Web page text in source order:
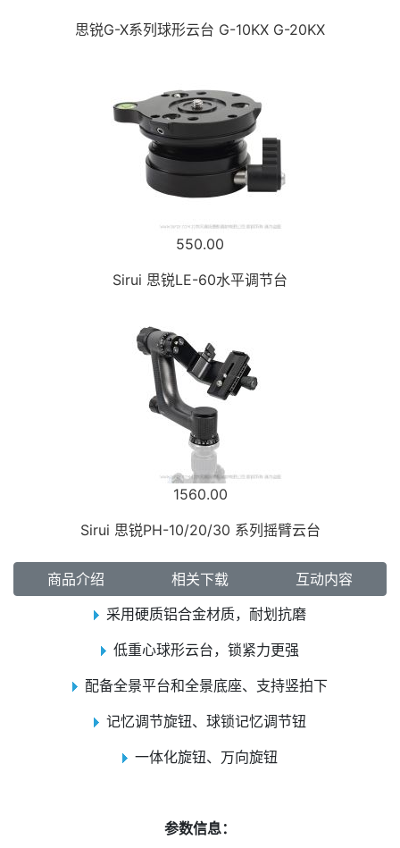
思锐G-X系列球形云台 G-10KX G-20KX
550.00
Sirui 思锐LE-60水平调节台
1560.00
Sirui 思锐PH-10/20/30 系列摇臂云台
商品介绍 相关下载
互动内容
采用硬质铝合金材质，耐划抗磨
低重心球形云台，锁紧力更强
配备全景平台和全景底座、支持竖拍下
记忆调节旋钮、球锁记忆调节钮
一体化旋钮、万向旋钮
参数信息：